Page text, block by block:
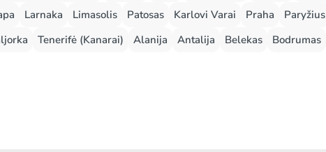
Larnaka Limasolis Patosas Karlovi Varai Praha Paryžius
Tenerifė (Kanarai) Alanija Antalija Belekas Bodrumas